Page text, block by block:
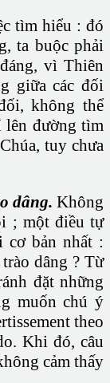
tìm hiểu : đó
ta buộc phải
vì Thiên
giữa các đối
không thể
lên đường tìm
tuy chưa
dâng. Không
; một điều tự
cơ bản nhất :
dâng ? Từ
đặt những
muốn chú ý
theo
Khi đó, câu
cảm thấy